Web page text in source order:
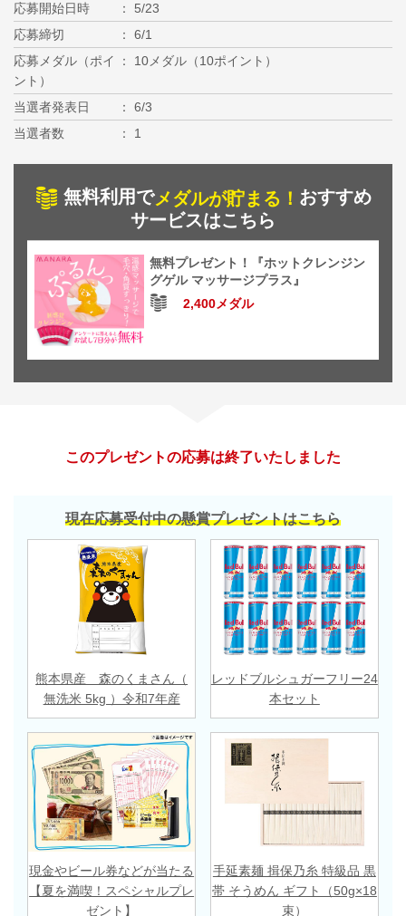
応募開始日時
5/23
応募締切
6/1
応募メダル（ポイ
ント）
10メダル（10ポイント）
当選者発表日
6/3
当選者数
1
無料利用でメダルが貯まる！ おすすめ
サービスはこちら
無料プレゼント！『ホットクレンジン
グゲル マッサージプラス』
2,400メダル
このプレゼントの応募は終了いたしました
現在応募受付中の懸賞プレゼントはこちら
熊本県産 森のくまさん（
無洗米 5kg ）令和7年産
レッドブルシュガーフリー24
本セット
現金やビール券などが当たる
【夏を満喫！スペシャルプレ
ゼント】
手延素麺 揖保乃糸 特級品 黒
帯 そうめん ギフト（50g×18
束）